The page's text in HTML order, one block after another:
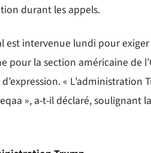
durant les appels.
est intervenue lundi pour
pour la section américaine de
«
», a-t-il déclaré,